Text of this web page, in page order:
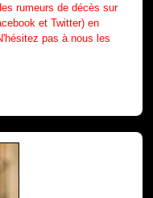
rumeurs de décès sur
et Twitter) en
pas à nous les